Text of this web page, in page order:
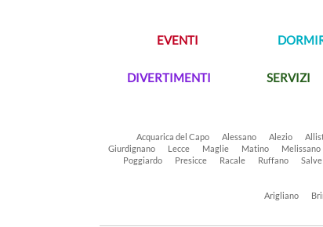
EVENTI
DIVERTIMENTI SERVIZI
Acquarica del Capo Alessano Alezio
Giurdignano
Lecce Maglie Matino Melissano
Poggiardo
Presicce Racale Ruffano Salve
Arigliano